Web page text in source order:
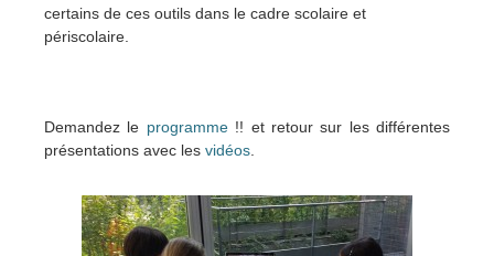
certains de ces outils dans le cadre scolaire et
périscolaire.
Demandez le programme!! et retour sur les différentes
présentations avec les vidéos